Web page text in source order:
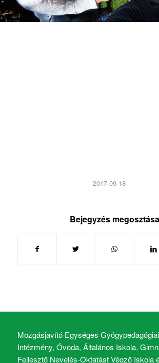
2017-09-18
/
Bejegyzés megosztása
Mozgásjavító Egységes
Intézmény, Óvoda, Általános Iskola,
Fejlesztő Nevelés-Oktatást Végző Iskola